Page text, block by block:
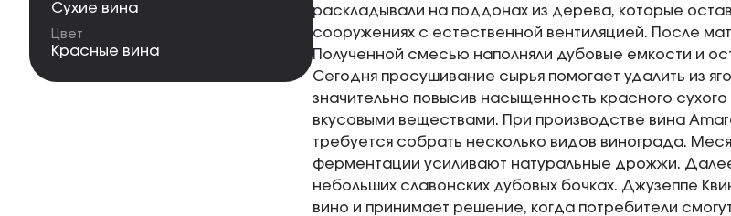
Сухие вина
Цвет
Красные вина
раскладывали на поддонах из дерева, которые
сооружениях с естественной вентиляцией. После
Полученной смесью наполняли дубовые емкости и
Сегодня просушивание сырья помогает удалить из
значительно повысив насыщенность красного
вкусовыми веществами. При производстве вина
требуется собрать несколько видов винограда.
ферментации усиливают натуральные дрожжи.
небольших славонских дубовых бочках. Джузеппе
вино и принимает решение, когда потребители